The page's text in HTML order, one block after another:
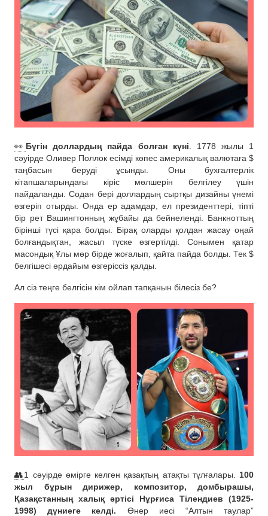
👀 Бүгін доллардың пайда болған күні . 1778 жылы 1
сәуірде Оливер Поллок есімді көпес америкалық валютаға $
таңбасын беруді ұсынды. Оны бухгалтерлік
кітапшаларындағы кіріс мөлшерін белгілеу үшін
пайдаланды. Содан бері доллардың сыртқы дизайны үнемі
өзгеріп отырды. Онда ер адамдар, ел президенттері, тіпті
бір рет Вашингтонның жұбайы да бейнеленді. Банкноттың
бірінші түсі қара болды. Бірақ оларды қолдан жасау оңай
болғандықтан, жасыл түске өзгертілді. Сонымен қатар
масондық Ұлы мөр бірде жоғалып, қайта пайда болды. Тек $
белгішесі әрдайым өзгеріссіз қалды.
Ал сіз теңге белгісін кім ойлап тапқанын білесіз бе?
👥1 сәуірде өмірге келген қазақтың атақты тұлғалары. 100
жыл бұрын дирижер, композитор, домбырашы,
Қазақстанның халық әртісі Нұрғиса Тілендиев (1925-
1998) дүниеге келді. Өнер иесі “Алтын таулар”